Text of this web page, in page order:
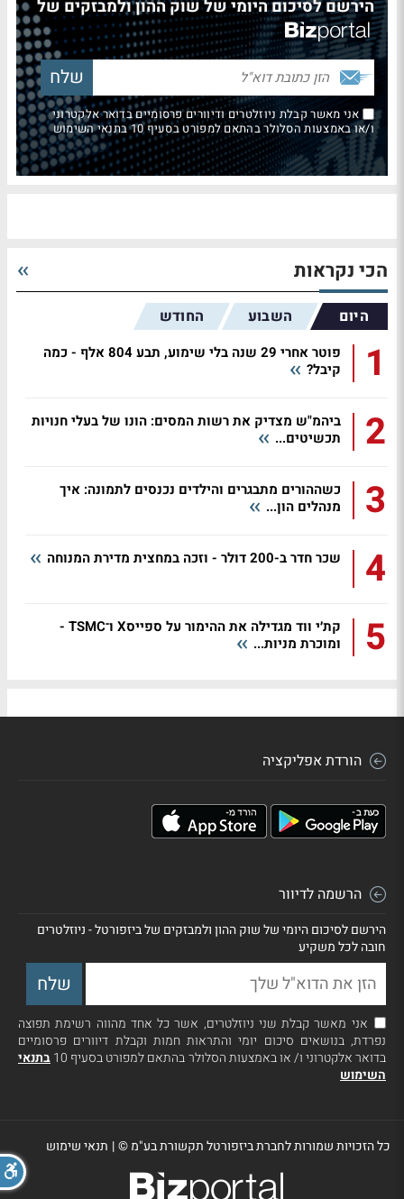
הירשם לסיכום היומי של שוק ההון ולמבזקים של
אני מאשר קבלת ניוזלטרים ודיוורים פרסומיים בדואר אלקטרוני
ו/או באמצעות הסלולר בהתאם למפורט בסעיף 10 בתנאי השימוש
הכי נקראות
היום השבוע החודש
1
פוטר אחרי 29 שנה בלי שימוע, תבע 804 אלף - כמה
קיבל?
2
ביהמ"ש מצדיק את רשות המסים: הונו של בעלי חנויות
תכשיטים...
3
כשההורים מתבגרים והילדים נכנסים לתמונה: איך
מנהלים הון...
4 שכר חדר ב-200 דולר - וזכה במחצית מדירת המנוחה
5
קת׳י ווד מגדילה את ההימור על ספייסX ו־TSMC -
ומוכרת מניות...
הורדת אפליקציה
הרשמה לדיוור
הירשם לסיכום היומי של שוק ההון ולמבזקים של ביזפורטל - ניוזלטרים
חובה לכל משקיע
אני מאשר קבלת שני ניוזלטרים, אשר כל אחד מהווה רשימת תפוצה
נפרדת, בנושאים סיכום יומי והתראות חמות וקבלת דיוורים פרסומיים
בדואר אלקטרוני ו/ או באמצעות הסלולר בהתאם למפורט בסעיף 10
בתנאי
השימוש
כל הזכויות שמורות לחברת ביזפורטל תקשורת בע"מ ©| תנאי שימוש